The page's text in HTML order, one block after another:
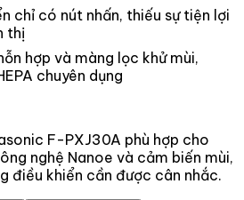
chỉ có nút nhấn, thiếu sự tiện lợi
thị
hợp và màng lọc khử mùi,
chuyên dụng
F-PXJ30A phù hợp cho
nghệ Nanoe và cảm biến mùi,
điều khiển cần được cân nhắc.